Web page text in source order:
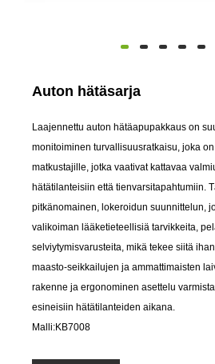
Auton hätäsarja
Laajennettu auton hätäapupakkaus on
monitoiminen turvallisuusratkaisu, joka
matkustajille, jotka vaativat kattavaa
hätätilanteisiin että tienvarsitapahtumiin.
pitkänomainen, lokeroidun suunnittelun,
valikoiman lääketieteellisiä tarvikkeita,
selviytymisvarusteita, mikä tekee siitä
maasto-seikkailujen ja ammattimaisten
rakenne ja ergonominen asettelu
esineisiin hätätilanteiden aikana.
Malli:KB7008